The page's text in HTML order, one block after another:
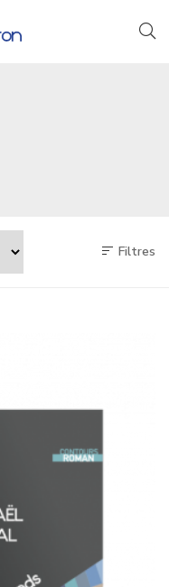
Filtres